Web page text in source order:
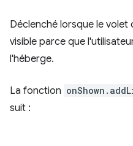
Déclenché lorsque le
visible parce que
l'héberge.
La fonction
suit :